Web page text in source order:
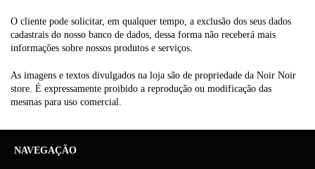
O cliente pode solicitar, em qualquer tempo, a exclusão dos seus dados
cadastrais do nosso banco de dados, dessa forma não receberá mais
informações sobre nossos produtos e serviços.
As imagens e textos divulgados na loja são de propriedade da Noir Noir
store. É expressamente proibido a reprodução ou modificação das
mesmas para uso comercial.
NAVEGAÇÃO